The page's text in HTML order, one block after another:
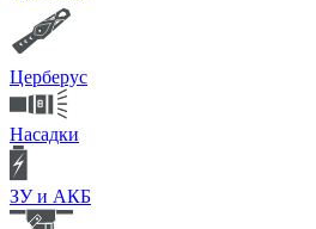
Церберус
Насадки
ЗУ и АКБ